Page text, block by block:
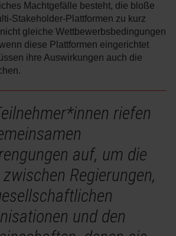
Machtgefälle besteht, die bloße
Stakeholder-Plattformen zu kurz
gleiche Wettbewerbsbedingungen
diese Plattformen eingerichtet
ihre Auswirkungen auch die
riefen
auf, um die
Regierungen,
und den